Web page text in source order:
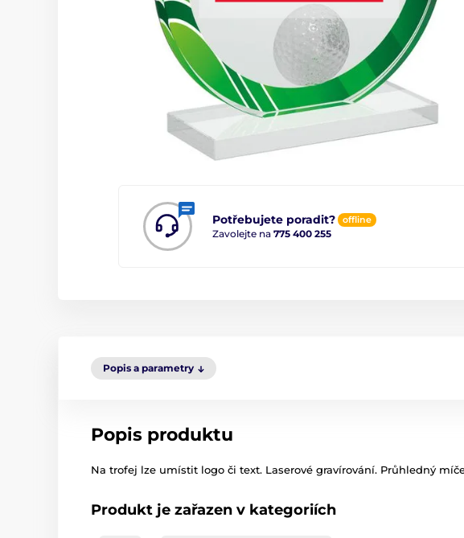
Potřebujete poradit? offline
Zavolejte na 775 400 255
Popis a parametry
Popis produktu
Na trofej lze umístit logo či text. Laserové gravírování. Průhledný
Produkt je zařazen v kategoriích